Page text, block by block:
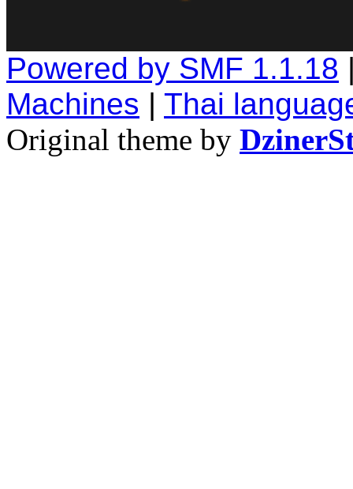
Powered by SMF 1.1.18
Machines | Thai
Original theme by